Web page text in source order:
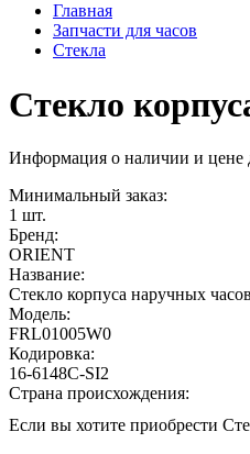
Главная
Запчасти для часов
Стекла
Стекло
Информация о наличии и цене
Минимальный заказ:
1 шт.
Бренд:
ORIENT
Название:
Стекло корпуса наручных часов
Модель:
FRL01005W0
Кодировка:
16-6148C-SI2
Страна происхождения:
Если вы хотите приобрести